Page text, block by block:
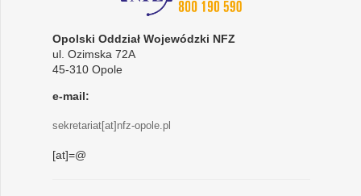
Opolski Oddział Wojewódzki NFZ
ul. Ozimska 72A
45-310 Opole
e-mail:
sekretariat[at]nfz-opole.pl
[at]=@